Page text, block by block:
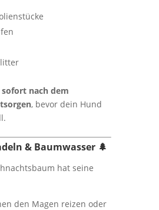
nach dem
, bevor dein Hund
& Baumwasser 🌲
hat seine
den Magen reizen oder